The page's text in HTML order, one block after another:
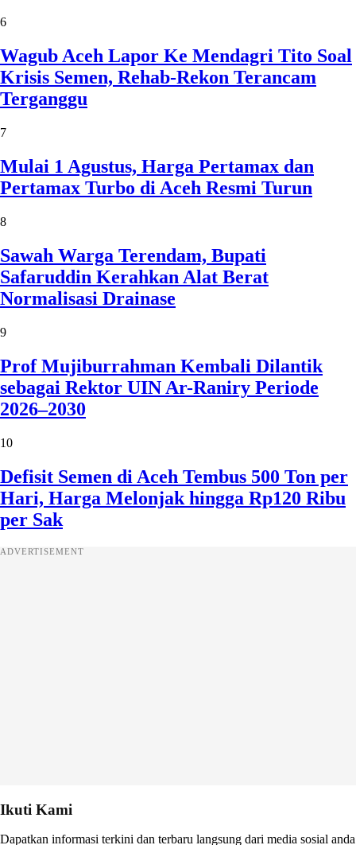
6
Wagub Aceh Lapor Ke Mendagri Tito Soal
Krisis Semen, Rehab-Rekon Terancam
Terganggu
7
Mulai 1 Agustus, Harga Pertamax dan
Pertamax Turbo di Aceh Resmi Turun
8
Sawah Warga Terendam, Bupati
Safaruddin Kerahkan Alat Berat
Normalisasi Drainase
9
Prof Mujiburrahman Kembali Dilantik
sebagai Rektor UIN Ar-Raniry Periode
2026–2030
10
Defisit Semen di Aceh Tembus 500 Ton per
Hari, Harga Melonjak hingga Rp120 Ribu
per Sak
ADVERTISEMENT
Ikuti Kami
Dapatkan informasi terkini dan terbaru langsung dari media sosial anda